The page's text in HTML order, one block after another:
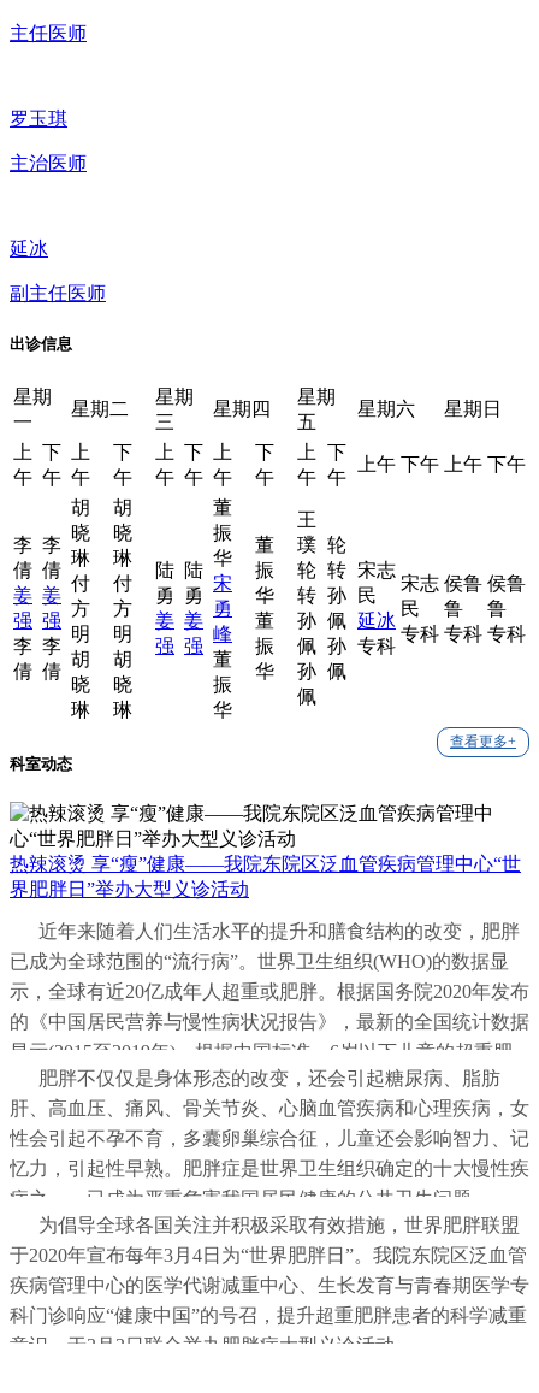
主任医师
罗玉琪
主治医师
延冰
副主任医师
出诊信息
星期
一
星期二
星期
三
星期四
星期
五
星期六 星期日
上
午
下
午
上
午
下
午
上
午
下
午
上
午
下
午
上
午
下
午
上午 下午 上午 下午
李
倩
姜
强
李
倩
李
倩
姜
强
李
倩
胡
晓
琳
付
方
明
胡
晓
琳
胡
晓
琳
付
方
明
胡
晓
琳
陆
勇
姜
强
陆
勇
姜
强
董
振
华
宋
勇
峰
董
振
华
董
振
华
董
振
华
王
璞
轮
转
孙
佩
孙
佩
轮
转
孙
佩
孙
佩
宋志
民
延冰
专科
宋志
民
专科
侯鲁
鲁
专科
侯鲁
鲁
专科
科室动态
查看更多+
热辣滚烫 享“瘦”健康——我院东院区泛血管疾病管理中心“世
界肥胖日”举办大型义诊活动
近年来随着人们生活水平的提升和膳食结构的改变，肥胖
已成为全球范围的“流行病”。世界卫生组织(WHO)的数据显
示，全球有近20亿成年人超重或肥胖。根据国务院2020年发布
的《中国居民营养与慢性病状况报告》，最新的全国统计数据
显示(2015至2019年)，根据中国标准，6岁以下儿童的超重肥
胖率为10.4%；6-17岁的儿童和青少年的超重肥胖率为11.1%、
肥胖率为19%；成人(&ge;18岁)的超重肥胖率为50.7%。
肥胖不仅仅是身体形态的改变，还会引起糖尿病、脂肪
肝、高血压、痛风、骨关节炎、心脑血管疾病和心理疾病，女
性会引起不孕不育，多囊卵巢综合征，儿童还会影响智力、记
忆力，引起性早熟。肥胖症是世界卫生组织确定的十大慢性疾
病之一，已成为严重危害我国居民健康的公共卫生问题。
为倡导全球各国关注并积极采取有效措施，世界肥胖联盟
于2020年宣布每年3月4日为“世界肥胖日”。我院东院区泛血管
疾病管理中心的医学代谢减重中心、生长发育与青春期医学专
科门诊响应“健康中国”的号召，提升超重肥胖患者的科学减重
意识，于3月3日联合举办肥胖症大型义诊活动。